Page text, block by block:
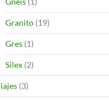
Granito (19)
Gres (1)
Silex (2)
(3)